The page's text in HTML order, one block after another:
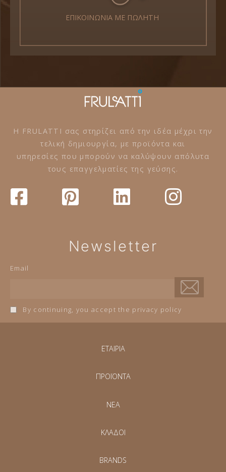
ΕΠΙΚΟΙΝΩΝΙΑ ΜΕ ΠΩΛΗΤΗ
Η FRULATTI σας στηρίζει από την ιδέα μέχρι την
τελική δημιουργία, με προϊόντα και
υπηρεσίες που μπορούν να καλύψουν απόλυτα
τους επαγγελματίες της γεύσης.
Newsletter
Email
By continuing, you accept the privacy policy
ΕΤΑΙΡΙΑ
ΠΡΟΪΟΝΤΑ
NEA
ΚΛΑΔΟΙ
BRANDS